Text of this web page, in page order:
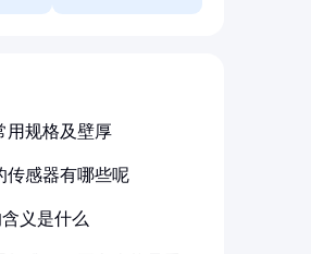
用规格及壁厚
传感器有哪些呢
义是什么